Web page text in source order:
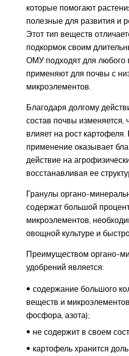
которые помогают
полезные для развития и
Этот тип веществ
подкормок своим
ОМУ подходят для любого
применяют для почвы с
микроэлементов.
Благодаря долгому
состав почвы изменяется,
влияет на рост картофеля.
применение оказывает
действие на
восстанавливая ее
Гранулы органо-
содержат большой
микроэлементов,
овощной культуре и
Преимуществом органо-
удобрений является:
содержание большого
веществ и
фосфора, азота);
не содержит в своем
картофель хранится